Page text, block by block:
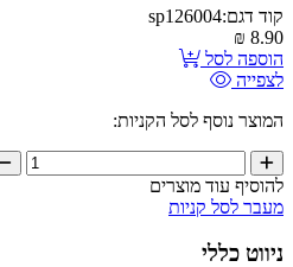
קוד דגם:sp126004
8.90
₪
הוספה לסל
לצפייה
המוצר נוסף לסל הקניות:
להוסיף עוד מוצרים
מעבר לסל קניות
ניווט כללי